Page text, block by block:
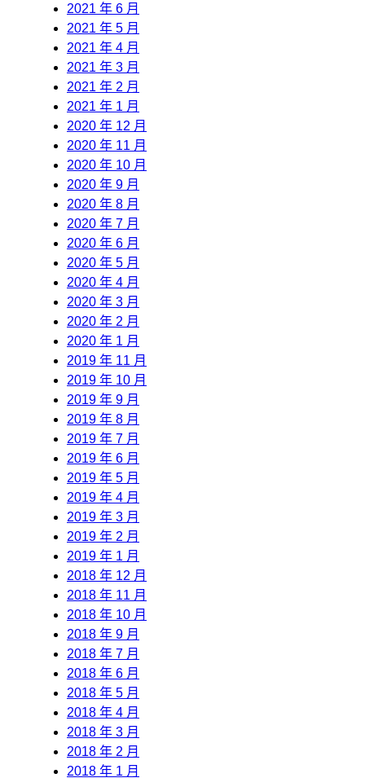
2021 年 6 月
2021 年 5 月
2021 年 4 月
2021 年 3 月
2021 年 2 月
2021 年 1 月
2020 年 12 月
2020 年 11 月
2020 年 10 月
2020 年 9 月
2020 年 8 月
2020 年 7 月
2020 年 6 月
2020 年 5 月
2020 年 4 月
2020 年 3 月
2020 年 2 月
2020 年 1 月
2019 年 11 月
2019 年 10 月
2019 年 9 月
2019 年 8 月
2019 年 7 月
2019 年 6 月
2019 年 5 月
2019 年 4 月
2019 年 3 月
2019 年 2 月
2019 年 1 月
2018 年 12 月
2018 年 11 月
2018 年 10 月
2018 年 9 月
2018 年 7 月
2018 年 6 月
2018 年 5 月
2018 年 4 月
2018 年 3 月
2018 年 2 月
2018 年 1 月